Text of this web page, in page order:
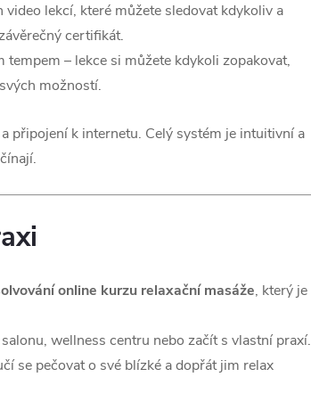
lekcí, které můžete sledovat kdykoliv a
certifikát.
– lekce si můžete kdykoli zopakovat,
možností.
připojení k internetu. Celý systém je intuitivní a
online kurzu relaxační masáže, který je
wellness centru nebo začít s vlastní praxí.
se pečovat o své blízké a dopřát jim relax